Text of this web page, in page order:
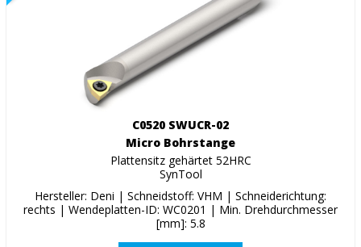
C0520 SWUCR-02
Micro Bohrstange
Plattensitz gehärtet 52HRC
SynTool
Hersteller: Deni | Schneidstoff: VHM | Schneiderichtung:
rechts | Wendeplatten-ID: WC0201 | Min. Drehdurchmesser
[mm]: 5.8